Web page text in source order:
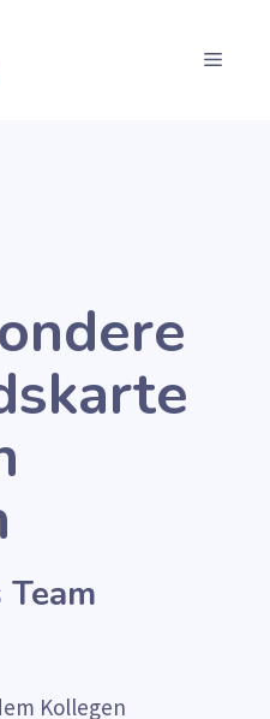
Menü
Kollegen